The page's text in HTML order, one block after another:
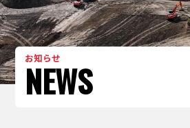
リクルート
RECRUIT
お知らせ
NEWS